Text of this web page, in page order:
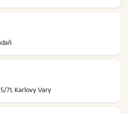
71, Karlovy Vary